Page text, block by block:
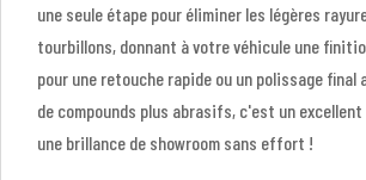
une seule étape pour éliminer les légères
tourbillons, donnant à votre véhicule une
pour une retouche rapide ou un polissage
de compounds plus abrasifs, c'est un
une brillance de showroom sans effort !